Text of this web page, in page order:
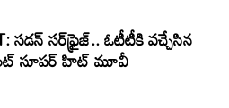
స‌డ‌న్ స‌ర్‌ఫ్రైజ్‌.. ఓటీటీకి వ‌చ్చేసిన
సూప‌ర్ హిట్ మూవీ